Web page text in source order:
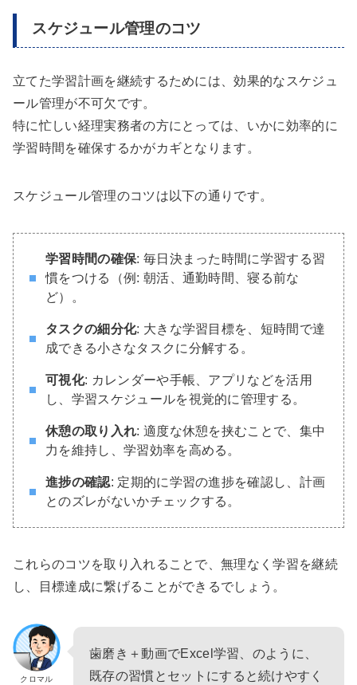
スケジュール管理のコツ
立てた学習計画を継続するためには、効果的なスケジュ
ール管理が不可欠です。
特に忙しい経理実務者の方にとっては、いかに効率的に
学習時間を確保するかがカギとなります。
スケジュール管理のコツは以下の通りです。
学習時間の確保: 毎日決まった時間に学習する習
慣をつける（例: 朝活、通勤時間、寝る前な
ど）。
タスクの細分化: 大きな学習目標を、短時間で達
成できる小さなタスクに分解する。
可視化: カレンダーや手帳、アプリなどを活用
し、学習スケジュールを視覚的に管理する。
休憩の取り入れ: 適度な休憩を挟むことで、集中
力を維持し、学習効率を高める。
進捗の確認: 定期的に学習の進捗を確認し、計画
とのズレがないかチェックする。
これらのコツを取り入れることで、無理なく学習を継続
し、目標達成に繋げることができるでしょう。
クロマル
歯磨き＋動画でExcel学習、のように、
既存の習慣とセットにすると続けやすく